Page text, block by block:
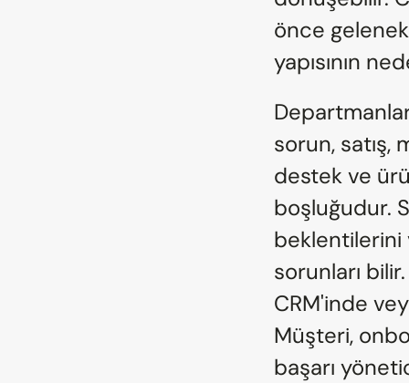
önce
yapısının
sorun, satış,
destek ve
boşluğudur.
beklentilerini
sorunları
CRM'inde
Müşteri,
başarı